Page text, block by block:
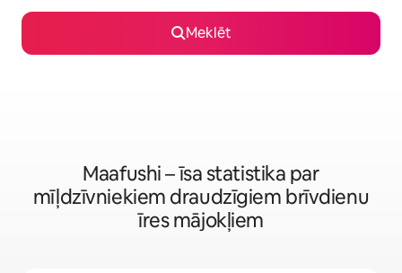
Meklēt
Maafushi – īsa statistika par
mīļdzīvniekiem draudzīgiem brīvdienu
īres mājokļiem